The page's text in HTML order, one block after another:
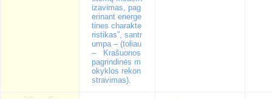
izavimas, pag
erinant energe
tines charakte
ristikas”, santr
umpa – (toliau
– Krašuonos
pagrindinės m
okyklos rekon
stravimas).